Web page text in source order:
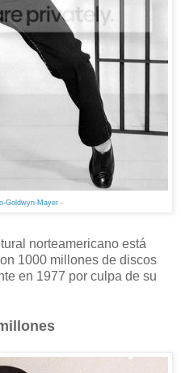
Goldwyn-Mayer -
norteamericano está
1000 millones de discos
en 1977 por culpa de su